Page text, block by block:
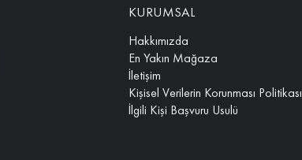
KURUMSAL
Hakkımızda
En Yakın Mağaza
İletişim
Kişisel Verilerin Korunması Politikası
İlgili Kişi Başvuru Usulü